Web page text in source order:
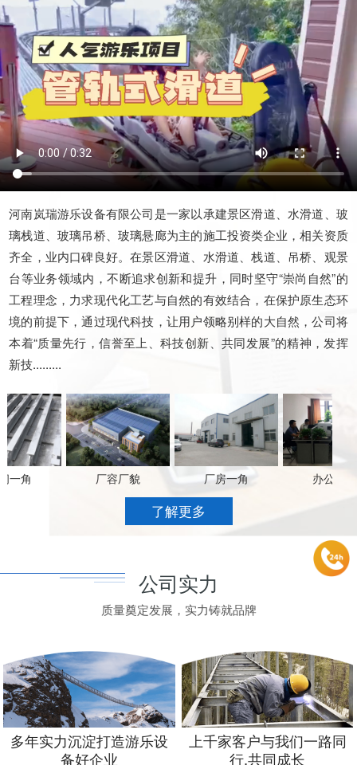
河南岚瑞游乐设备有限公司是一家以承建景区滑道、水滑道、玻
璃栈道、玻璃吊桥、玻璃悬廊为主的施工投资类企业，相关资质
齐全，业内口碑良好。在景区滑道、水滑道、栈道、吊桥、观景
台等业务领域内，不断追求创新和提升，同时坚守“崇尚自然”的
工程理念，力求现代化工艺与自然的有效结合，在保护原生态环
境的前提下，通过现代科技，让用户领略别样的大自然，公司将
本着“质量先行，信誉至上、科技创新、共同发展”的精神，发挥
新技.........
角 厂容厂貌 厂房一角 办公场景
了解更多
公司实力
质量奠定发展，实力铸就品牌
多年实力沉淀打造游乐设
备好企业
上千家客户与我们一路同
行,共同成长